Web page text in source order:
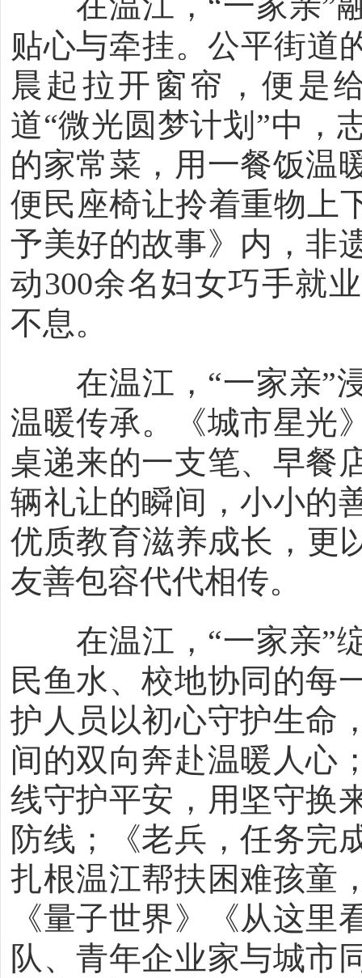
贴心与牵挂。公平街道
晨起拉开窗帘，便是
道“微光圆梦计划”中，
的家常菜，用一餐饭温
便民座椅让拎着重物上
予美好的故事》内，非
动300余名妇女巧手就
不息。
在温江，“一家亲”浸
温暖传承。《城市星光
桌递来的一支笔、早餐
辆礼让的瞬间，小小的
优质教育滋养成长，更
友善包容代代相传。
在温江，“一家亲”绽
民鱼水、校地协同的每
护人员以初心守护生命
间的双向奔赴温暖人心
线守护平安，用坚守换
防线；《老兵，任务完
扎根温江帮扶困难孩童
《量子世界》《从这
队、青年企业家与城市